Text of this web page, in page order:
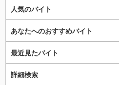
人気のバイト
あなたへのおすすめバイト
最近見たバイト
詳細検索